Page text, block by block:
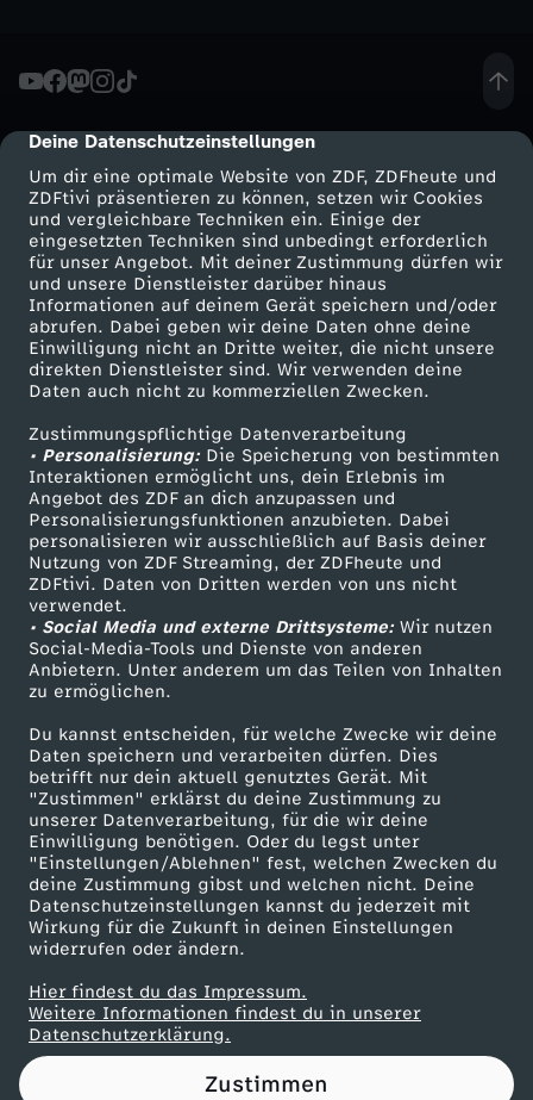
cmp-dialog-description
Deine Datenschutzeinstellungen
Um dir eine optimale Website von ZDF, ZDFheute und
ZDFtivi präsentieren zu können, setzen wir Cookies
und vergleichbare Techniken ein. Einige der
eingesetzten Techniken sind unbedingt erforderlich
für unser Angebot. Mit deiner Zustimmung dürfen wir
und unsere Dienstleister darüber hinaus
Informationen auf deinem Gerät speichern und/oder
abrufen. Dabei geben wir deine Daten ohne deine
Einwilligung nicht an Dritte weiter, die nicht unsere
direkten Dienstleister sind. Wir verwenden deine
Daten auch nicht zu kommerziellen Zwecken.
Zustimmungspflichtige Datenverarbeitung
• Personalisierung:Die Speicherung von bestimmten
Interaktionen ermöglicht uns, dein Erlebnis im
Angebot des ZDF an dich anzupassen und
Personalisierungsfunktionen anzubieten. Dabei
personalisieren wir ausschließlich auf Basis deiner
Nutzung von ZDF Streaming, der ZDFheute und
ZDFtivi. Daten von Dritten werden von uns nicht
verwendet.
• Social Media und externe Drittsysteme:Wir nutzen
Social-Media-Tools und Dienste von anderen
Anbietern. Unter anderem um das Teilen von Inhalten
zu ermöglichen.
Du kannst entscheiden, für welche Zwecke wir deine
Daten speichern und verarbeiten dürfen. Dies
betrifft nur dein aktuell genutztes Gerät. Mit
"Zustimmen" erklärst du deine Zustimmung zu
unserer Datenverarbeitung, für die wir deine
Einwilligung benötigen. Oder du legst unter
"Einstellungen/Ablehnen" fest, welchen Zwecken du
deine Zustimmung gibst und welchen nicht. Deine
Datenschutzeinstellungen kannst du jederzeit mit
Wirkung für die Zukunft in deinen Einstellungen
widerrufen oder ändern.
Hier findest du das Impressum.
Weitere Informationen findest du in unserer
Datenschutzerklärung.
Zustimmen
c
h
t
e
-
D
i
e
G
e
s
c
h
i
c
h
t
e
Mehr ZDF
ZDF-Apps
Smart TV
ZDFtext
Livestreams
Sendungen A-Z
TV-Programm
Service
ZDFmitreden
Kontakt zum ZDF
Tickets
Zuschauerservice
Hilfe
ZDF Unternehmen
Karriere
ZDF goes Schule
Werbefernsehen
Mainzelmännchen
Partner